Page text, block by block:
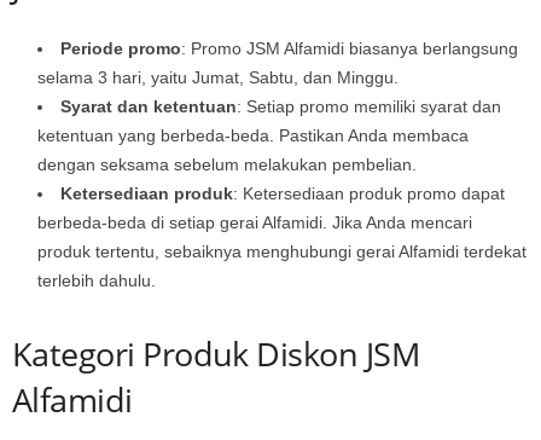
Periode promo: Promo JSM Alfamidi biasanya berlangsung
selama 3 hari, yaitu Jumat, Sabtu, dan Minggu.
Syarat dan ketentuan: Setiap promo memiliki syarat dan
ketentuan yang berbeda-beda. Pastikan Anda membaca
dengan seksama sebelum melakukan pembelian.
Ketersediaan produk: Ketersediaan produk promo dapat
berbeda-beda di setiap gerai Alfamidi. Jika Anda mencari
produk tertentu, sebaiknya menghubungi gerai Alfamidi terdekat
terlebih dahulu.
Kategori Produk Diskon JSM
Alfamidi